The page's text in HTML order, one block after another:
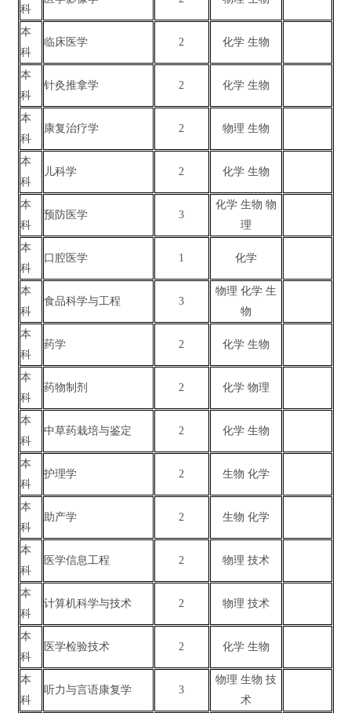
科
本
科
临床医学 2 化学 生物
本
科
针灸推拿学 2 化学 生物
本
科
康复治疗学 2 物理 生物
本
科
儿科学 2 化学 生物
本
科
预防医学 3
化学 生物 物
理
本
科
口腔医学 1 化学
本
科
食品科学与工程 3
物理 化学 生
物
本
科
药学 2 化学 生物
本
科
药物制剂 2 化学 物理
本
科
中草药栽培与鉴定 2 化学 生物
本
科
护理学 2 生物 化学
本
科
助产学 2 生物 化学
本
科
医学信息工程 2 物理 技术
本
科
计算机科学与技术 2 物理 技术
本
科
医学检验技术 2 化学 生物
本
科
听力与言语康复学 3
物理 生物 技
术